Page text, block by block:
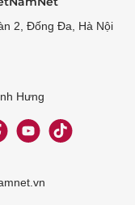
2, Đống Đa, Hà Nội
Hưng